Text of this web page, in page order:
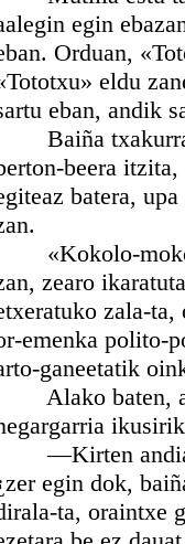
egin
Orduan,
eldu
eban, andik
Baiña
beera
batera,
«Kokolo-
zearo
zala-ta,
emenka polito-
ganeetatik
Alako baten,
—Kirten andia
egin dok,
ta, oraintxe